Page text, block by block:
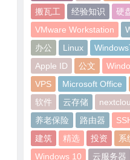
搬瓦工
经验知识
硬
VMware Workstation
办公
Linux
Apple ID
公文
VPS
Microsoft Office
软件
云存储
养老保险
路由器
建筑
精选 投资 系
Windows 10
云服务器